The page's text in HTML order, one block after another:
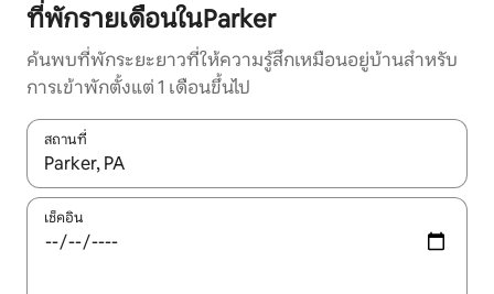
ที่พักรายเดือนในParker
ค้นพบที่พักระยะยาวที่ให้ความรู้สึกเหมือนอยู่บ้านสำหรับ
การเข้าพักตั้งแต่ 1 เดือนขึ้นไป
สถานที่
ใช้ลูกศรขึ้นลง หรือใช้การสัมผัสหรือปัด เพื่อสำรวจผลการค้นหา
เช็คอิน